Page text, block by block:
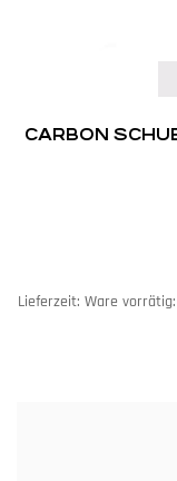
CARBON
Lieferzeit: Ware